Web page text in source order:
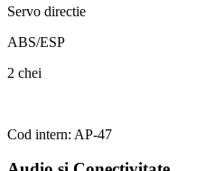
Servo directie
ABS/ESP
2 chei
Cod intern: AP-47